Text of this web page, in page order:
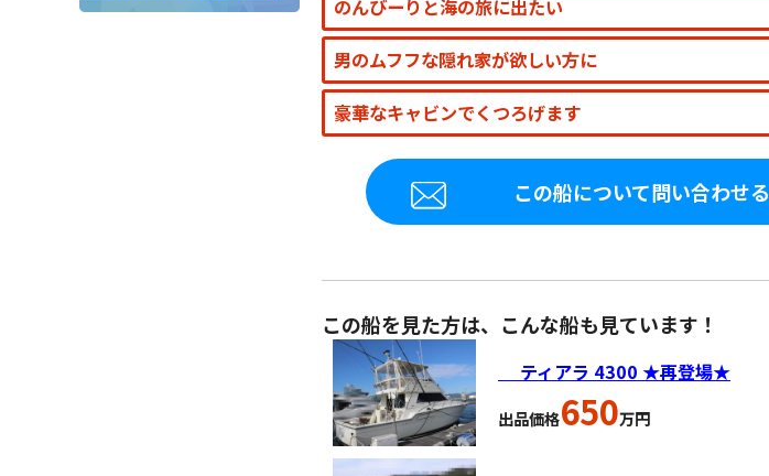
のんびーりと海の旅に出たい
男のムフフな隠れ家が欲しい方に
豪華なキャビンでくつろげます
この船について問い合わせる
この船を見た方は、こんな船も見ています！
ティアラ 4300 ★再登場★
出品価格650万円